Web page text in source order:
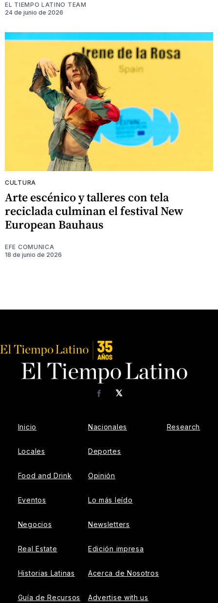
EL TIEMPO LATINO TEAM
24 de junio de 2026
CULTURA
Arte escénico y talleres con tela
reciclada culminan el festival New
European Bauhaus
EFE COMUNICA
18 de junio de 2026
𝕏
Facebook
Inicio
Locales
Food and Drink
Eventos
Negocios
Real Estate
Historias Latinas
Guía de Recursos
Nacionales
Deportes
Opinión
Lo más leído
Newsletters
Edición impresa
Acerca de Nosotros
Advertise with us
Research